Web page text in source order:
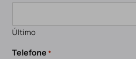
Último
Telefone *